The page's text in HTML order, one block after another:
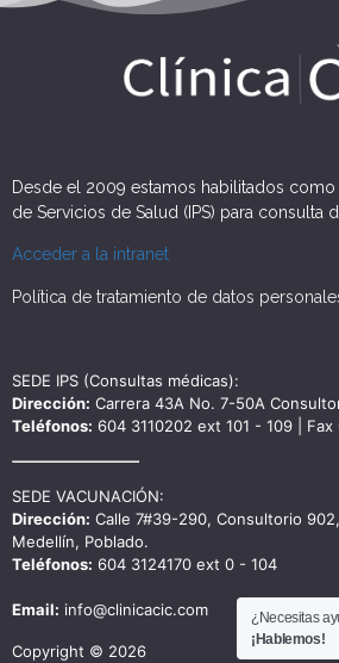
Desde el 2009 estamos habilitados como
de Servicios de Salud (IPS) para consulta
Acceder a la intranet
Política de tratamiento de datos
SEDE IPS (Consultas médicas):
Dirección: Carrera 43A No. 7-50A
Teléfonos: 604 3110202 ext 101 - 109 | Fax
SEDE VACUNACIÓN:
Dirección: Calle 7#39-290, Consultorio
Medellín, Poblado.
Teléfonos: 604 3124170 ext 0 - 104
Email: info@clinicacic.com
Copyright © 2026
¿Necesitas
¡Hablemos!